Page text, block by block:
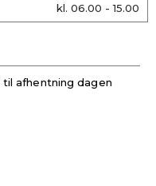
kl. 06.00 - 15.00
til afhentning dagen